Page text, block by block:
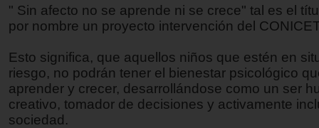
" Sin afecto no se aprende ni se crece" tal es el
por nombre un proyecto intervención del
Esto significa, que aquellos niños que estén en
riesgo, no podrán tener el bienestar psicológico
aprender y crecer, desarrollándose como un ser
creativo, tomador de decisiones y activamente
sociedad.